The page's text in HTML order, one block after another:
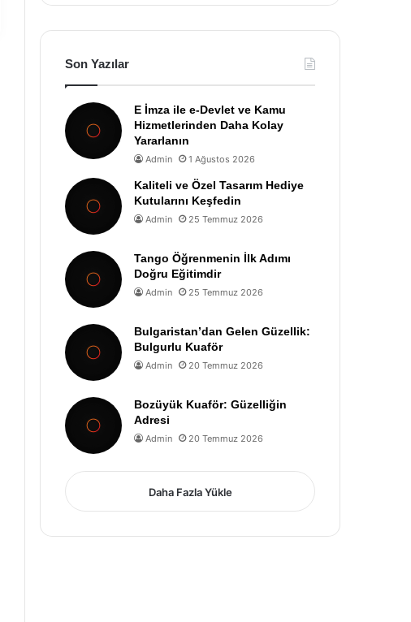
Son Yazılar
E İmza ile e-Devlet ve Kamu
Hizmetlerinden Daha Kolay
Yararlanın
Admin 1 Ağustos 2026
Kaliteli ve Özel Tasarım Hediye
Kutularını Keşfedin
Admin 25 Temmuz 2026
Tango Öğrenmenin İlk Adımı
Doğru Eğitimdir
Admin 25 Temmuz 2026
Bulgaristan’dan Gelen Güzellik:
Bulgurlu Kuaför
Admin 20 Temmuz 2026
Bozüyük Kuaför: Güzelliğin
Adresi
Admin 20 Temmuz 2026
Daha Fazla Yükle